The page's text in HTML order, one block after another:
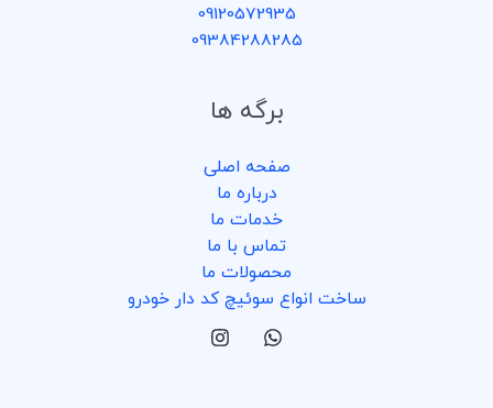
09120572935
09384288285
برگه ها
صفحه اصلی
درباره ما
خدمات ما
تماس با ما
محصولات ما
ساخت انواع سوئیچ کد دار خودرو